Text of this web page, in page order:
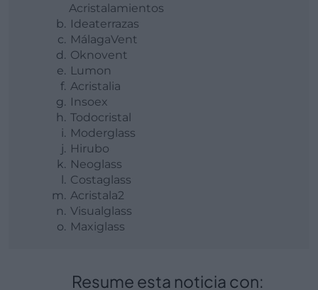
Acristalamientos
Ideaterrazas
MálagaVent
Oknovent
Lumon
Acristalia
Insoex
Todocristal
Moderglass
Hirubo
Neoglass
Costaglass
Acristala2
Visualglass
Maxiglass
Resume esta noticia con: